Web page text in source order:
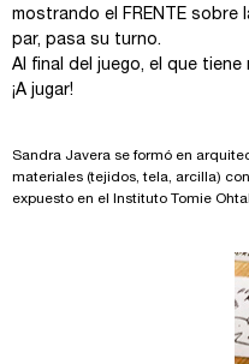
mostrando el FRENTE sobre
par, pasa su turno.
Al final del juego, el que
¡A jugar!
Sandra Javera se formó en
materiales (tejidos, tela, arcilla)
expuesto en el Instituto Tomie